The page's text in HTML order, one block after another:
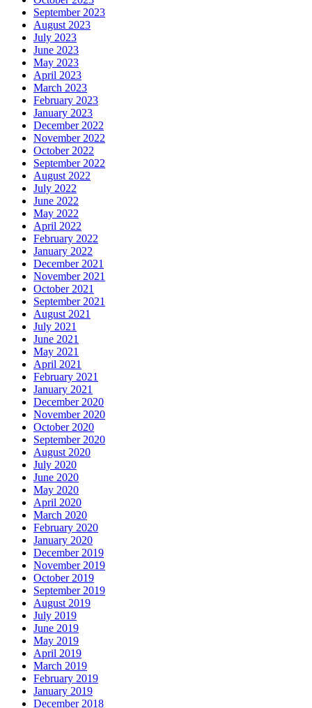
September 2023
August 2023
July 2023
June 2023
May 2023
April 2023
March 2023
February 2023
January 2023
December 2022
November 2022
October 2022
September 2022
August 2022
July 2022
June 2022
May 2022
April 2022
February 2022
January 2022
December 2021
November 2021
October 2021
September 2021
August 2021
July 2021
June 2021
May 2021
April 2021
February 2021
January 2021
December 2020
November 2020
October 2020
September 2020
August 2020
July 2020
June 2020
May 2020
April 2020
March 2020
February 2020
January 2020
December 2019
November 2019
October 2019
September 2019
August 2019
July 2019
June 2019
May 2019
April 2019
March 2019
February 2019
January 2019
December 2018